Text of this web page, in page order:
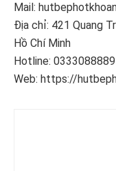
Mail:
Địa chỉ: 421 Quang
Hồ Chí Minh
Hotline: 0333088889
Web: https://